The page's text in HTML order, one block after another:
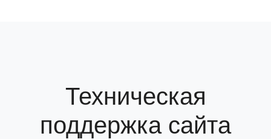
Техническая
поддержка сайта